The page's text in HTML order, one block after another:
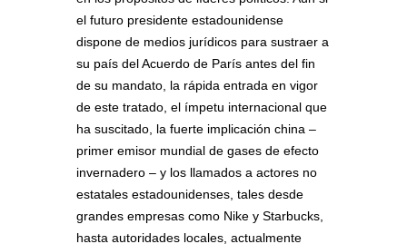
el futuro presidente estadounidense
dispone de medios jurídicos para sustraer a
su país del Acuerdo de París antes del fin
de su mandato, la rápida entrada en vigor
de este tratado, el ímpetu internacional que
ha suscitado, la fuerte implicación china –
primer emisor mundial de gases de efecto
invernadero – y los llamados a actores no
estatales estadounidenses, tales desde
grandes empresas como Nike y Starbucks,
hasta autoridades locales, actualmente